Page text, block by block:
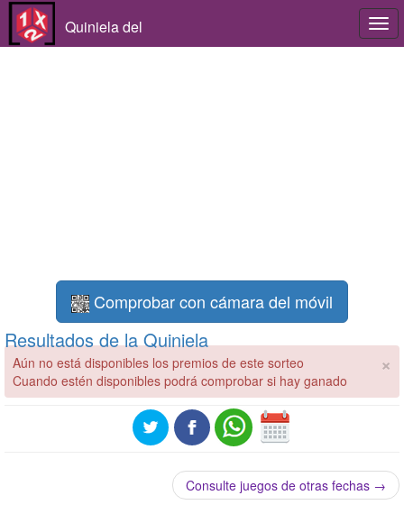
Quiniela del
Comprobar con cámara del móvil
Resultados de la Quiniela
×
Aún no está disponibles los premios de este sorteo
Cuando estén disponibles podrá comprobar si hay ganado
Consulte juegos de otras fechas →